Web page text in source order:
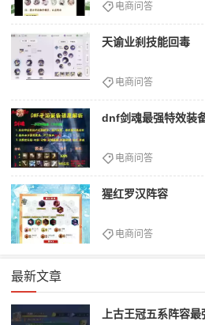
电商问答
天谕业刹技能回毒
电商问答
dnf剑魂最强特效装
电商问答
猩红罗汉阵容
电商问答
最新文章
上古王冠五系阵容